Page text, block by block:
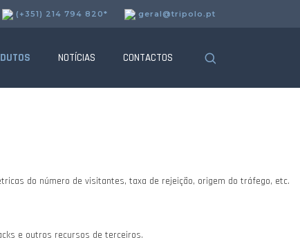
do número de visitantes, taxa de rejeição, origem do tráfego, etc.
e outros recursos de terceiros.
(+351) 214 794 820* geral@tripolo.pt
NOTÍCIAS CONTACTOS